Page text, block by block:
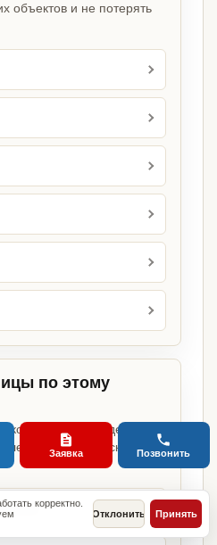
объектов и не потерять
по этому
конкретном городе,
городскую
корректно.
Отклонить Принять
Заявка Позвонить